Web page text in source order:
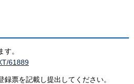
。
61889
票を記載し提出してください。